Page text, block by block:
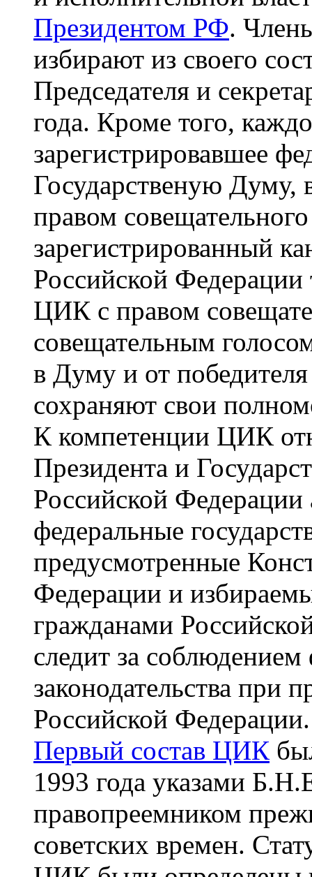
Президентом РФ.
избирают из своего
Председателя и
года. Кроме того,
зарегистрировавшее
Государственую Думу,
правом
зарегистрированный
Российской Федерации
ЦИК с правом
совещательным
в Думу и от
сохраняют свои
К компетенции ЦИК
Президента и
Российской
федеральные
предусмотренные
Федерации и
гражданами
следит за соблюдением
законодательства при
Российской Федерации.
Первый состав ЦИК
1993 года указами
правопреемником
советских времен.